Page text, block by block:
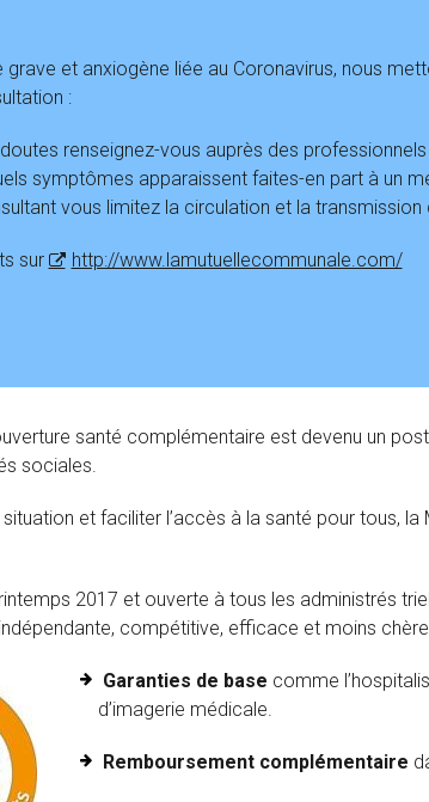
grave et anxiogène liée au Coronavirus, nous
:
renseignez-vous auprès des
symptômes apparaissent faites-en part à un
vous limitez la circulation et la transmission
sur http://www.lamutuellecommunale.com/
santé complémentaire est devenu un
sociales.
et faciliter l’accès à la santé pour tous,
2017 et ouverte à tous les administrés
compétitive, efficace et moins
Garanties de base comme
d’imagerie médicale.
Remboursement complémentaire